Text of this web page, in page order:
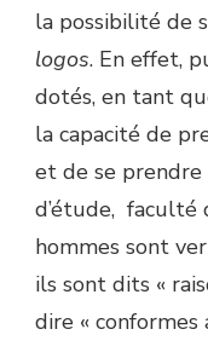
la possibilité de
logos. En effet,
dotés, en tant
la capacité de
et de se
d’étude, faculté
hommes sont
ils sont dits «
dire « conformes